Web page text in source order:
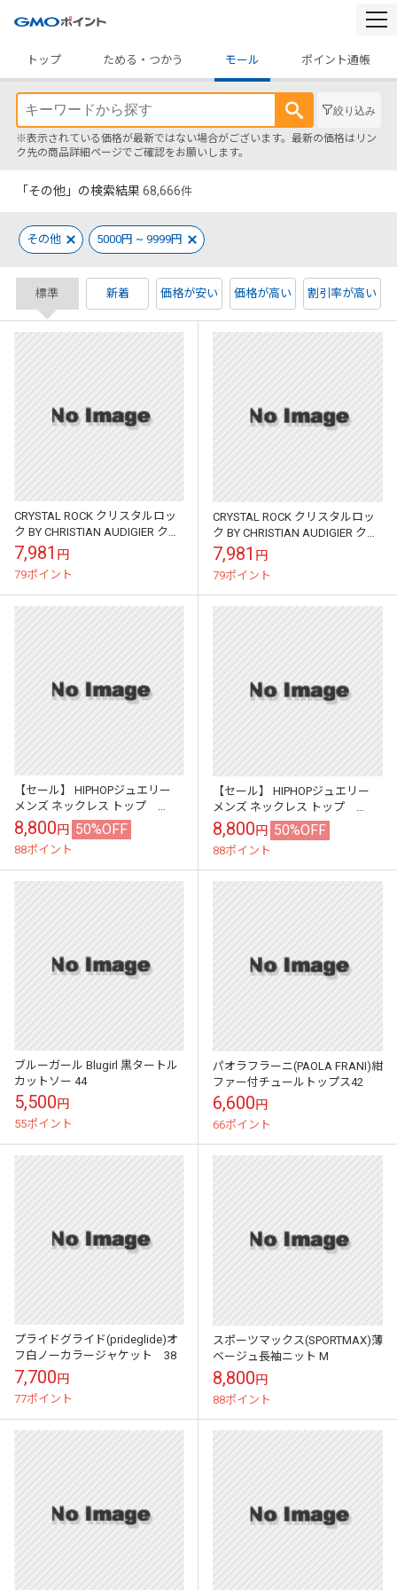
トップ
ためる・つかう モール ポイント通帳
絞り込み
※表示されている価格が最新ではない場合がございます。最新の価格はリン
ク先の商品詳細ページでご確認をお願いします。
「その他」の検索結果 68,666件
その他 5000円 ~ 9999円
標準 新着 価格が安い 価格が高い 割引率が高い
CRYSTAL ROCK クリスタルロッ
ク BY CHRISTIAN AUDIGIER クリ
スチャンオードジェー レディー
ス チュ...
7,981 円
79ポイント
CRYSTAL ROCK クリスタルロッ
ク BY CHRISTIAN AUDIGIER クリ
スチャンオードジェー レディー
ス チュ...
7,981 円
79ポイント
【セール】 HIPHOPジュエリー
メンズ ネックレス トップ
CROSS クロス 5 ジルコニア シル
バー 925 プレーティン...
8,800円 50%OFF
88ポイント
【セール】 HIPHOPジュエリー
メンズ ネックレス トップ
CROSS クロス 7 ジルコニア シル
バー 925 プレーティン...
8,800円 50%OFF
88ポイント
ブルーガール Blugirl 黒タートル
カットソー 44
5,500円
55ポイント
パオラフラーニ(PAOLA FRANI)紺
ファー付チュールトップス42
6,600円
66ポイント
プライドグライド(prideglide)オ
フ白ノーカラージャケット 38
7,700円
77ポイント
スポーツマックス(SPORTMAX)薄
ベージュ長袖ニット M
8,800円
88ポイント